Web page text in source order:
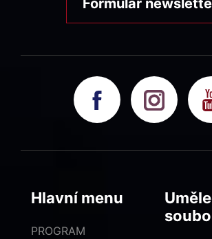
Formulář
Hlavní menu
PROGRAM